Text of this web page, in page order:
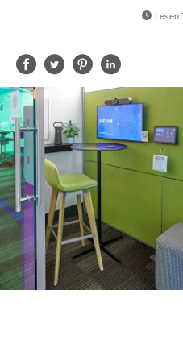
Lesen
Auf
Facebook
teilen
Auf
Twitter
teilen
Auf
Pinterest
teilen
Auf
teilen